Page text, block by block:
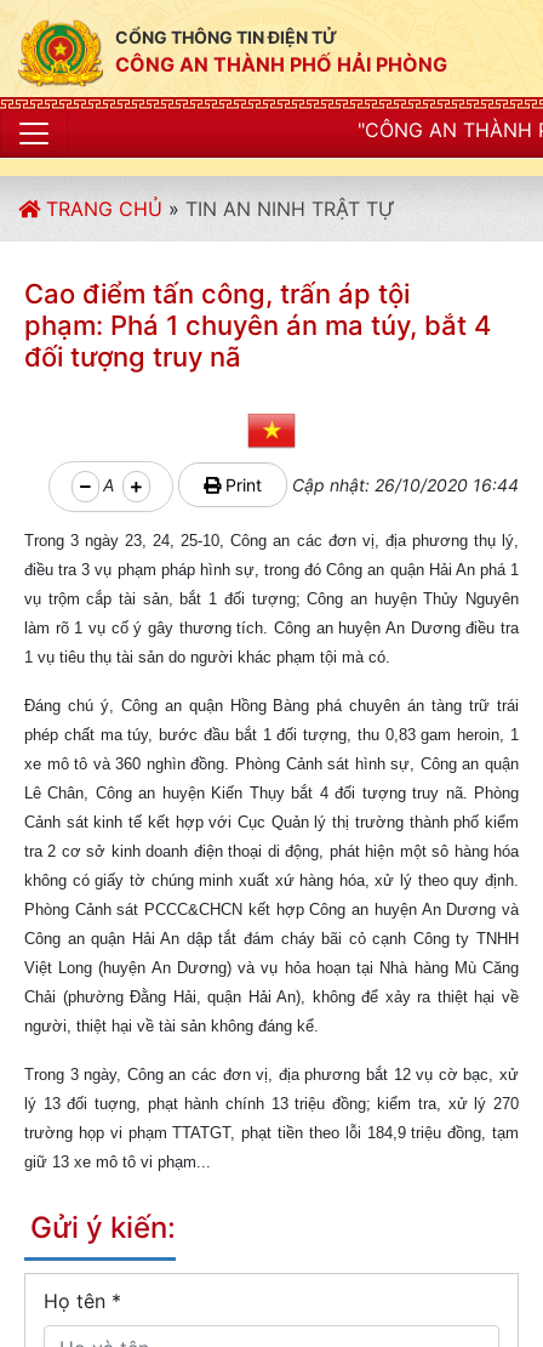
CỔNG THÔNG TIN ĐIỆN TỬ
CÔNG AN THÀNH PHỐ HẢI PHÒNG
"CÔNG AN THÀNH PHỐ HẢI
TRANG CHỦ » TIN AN NINH TRẬT TỰ
Cao điểm tấn công, trấn áp tội
phạm: Phá 1 chuyên án ma túy, bắt 4
đối tượng truy nã
A Print Cập nhật: 26/10/2020 16:44
Trong 3 ngày 23, 24, 25-10, Công an các đơn vị, địa phương thụ lý,
điều tra 3 vụ phạm pháp hình sự, trong đó Công an quận Hải An phá 1
vụ trộm cắp tài sản, bắt 1 đối tượng; Công an huyện Thủy Nguyên
làm rõ 1 vụ cố ý gây thương tích. Công an huyện An Dương điều tra
1 vụ tiêu thụ tài sản do người khác phạm tội mà có.
Đáng chú ý, Công an quận Hồng Bàng phá chuyên án tàng trữ trái
phép chất ma túy, bước đầu bắt 1 đối tượng, thu 0,83 gam heroin, 1
xe mô tô và 360 nghìn đồng. Phòng Cảnh sát hình sự, Công an quận
Lê Chân, Công an huyện Kiến Thụy bắt 4 đối tượng truy nã. Phòng
Cảnh sát kinh tế kết hợp với Cục Quản lý thị trường thành phố kiểm
tra 2 cơ sở kinh doanh điện thoại di động, phát hiện một sô hàng hóa
không có giấy tờ chúng minh xuất xứ hàng hóa, xử lý theo quy định.
Phòng Cảnh sát PCCC&CHCN kết hợp Công an huyện An Dương và
Công an quận Hải An dập tắt đám cháy bãi cỏ cạnh Công ty TNHH
Việt Long (huyện An Dương) và vụ hỏa hoạn tại Nhà hàng Mù Căng
Chải (phường Đằng Hải, quận Hải An), không để xảy ra thiệt hại về
người, thiệt hại về tài sản không đáng kể.
Trong 3 ngày, Công an các đơn vị, địa phương bắt 12 vụ cờ bạc, xử
lý 13 đối tuợng, phạt hành chính 13 triệu đồng; kiểm tra, xử lý 270
trường họp vi phạm TTATGT, phạt tiền theo lỗi 184,9 triệu đồng, tạm
giữ 13 xe mô tô vi phạm...
Gửi ý kiến:
Họ tên *